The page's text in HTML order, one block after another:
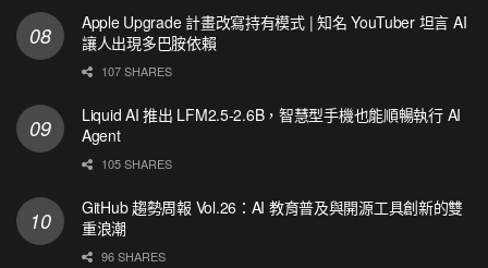
Apple Upgrade 計畫改寫持有模式 | 知名 YouTuber 坦言 AI
讓人出現多巴胺依賴
107 SHARES
Liquid AI 推出 LFM2.5-2.6B，智慧型手機也能順暢執行 AI
Agent
105 SHARES
GitHub 趨勢周報 Vol.26：AI 教育普及與開源工具創新的雙
重浪潮
96 SHARES